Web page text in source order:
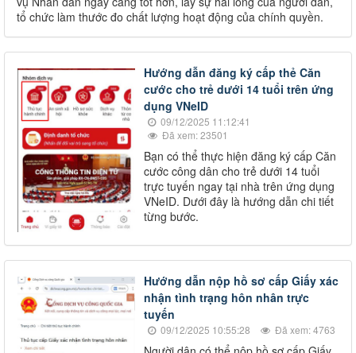
tổ chức làm thước đo chất lượng hoạt động của chính quyền.
Hướng dẫn đăng ký cấp thẻ Căn
cước cho trẻ dưới 14 tuổi trên ứng
dụng VNeID
09/12/2025 11:12:41
Đã xem: 23501
Bạn có thể thực hiện đăng ký cấp Căn
cước công dân cho trẻ dưới 14 tuổi
trực tuyến ngay tại nhà trên ứng dụng
VNeID. Dưới đây là hướng dẫn chi tiết
từng bước.
Hướng dẫn nộp hồ sơ cấp Giấy xác
nhận tình trạng hôn nhân trực
tuyến
09/12/2025 10:55:28 Đã xem: 4763